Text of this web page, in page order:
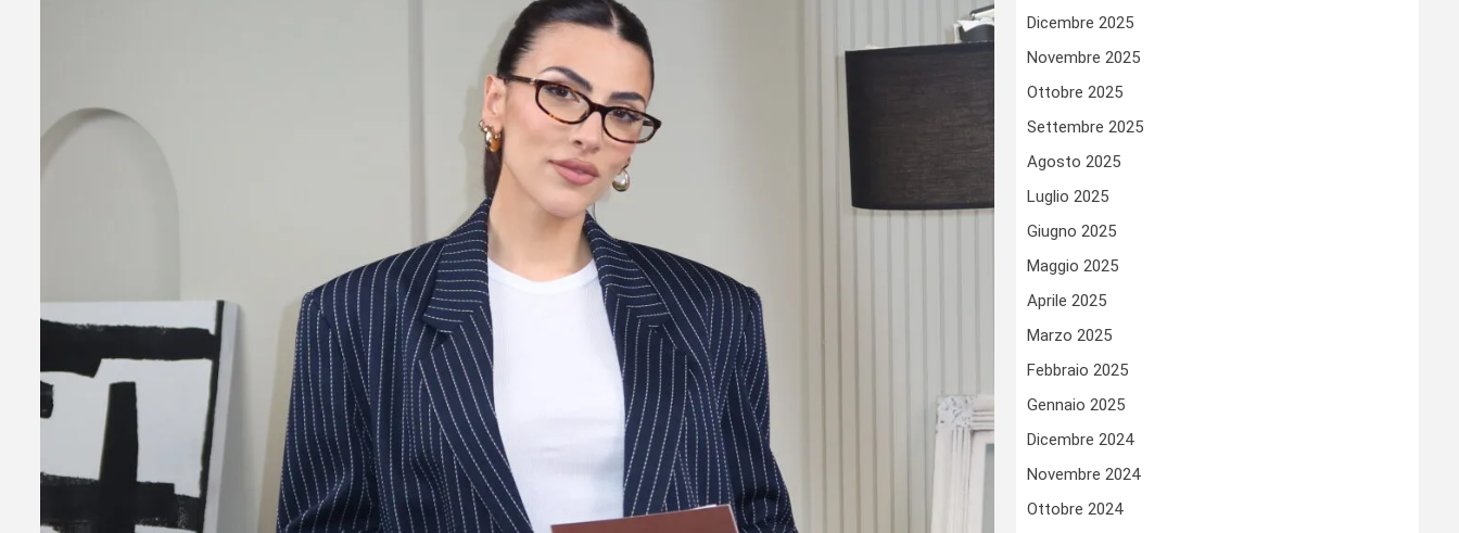
Dicembre 2025
Novembre 2025
Ottobre 2025
Settembre 2025
Agosto 2025
Luglio 2025
Giugno 2025
Maggio 2025
Aprile 2025
Marzo 2025
Febbraio 2025
Gennaio 2025
Dicembre 2024
Novembre 2024
Ottobre 2024